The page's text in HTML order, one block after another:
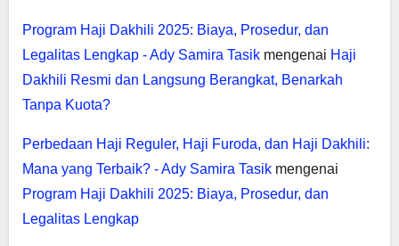
Program Haji Dakhili 2025: Biaya, Prosedur, dan
Legalitas Lengkap - Ady Samira Tasikmengenai Haji
Dakhili Resmi dan Langsung Berangkat, Benarkah
Tanpa Kuota?
Perbedaan Haji Reguler, Haji Furoda, dan Haji Dakhili:
Mana yang Terbaik? - Ady Samira Tasikmengenai
Program Haji Dakhili 2025: Biaya, Prosedur, dan
Legalitas Lengkap